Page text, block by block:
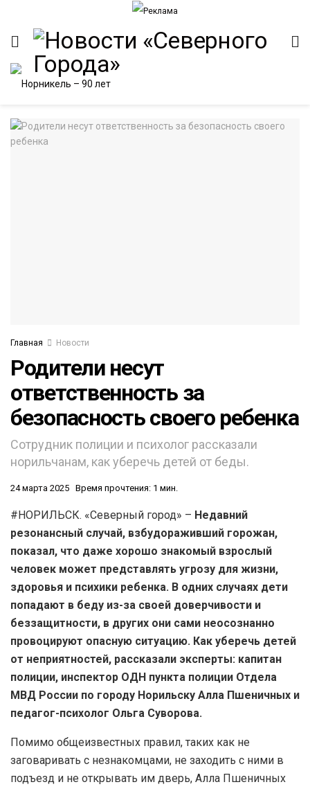
Главная Новости
Родители несут
ответственность за
безопасность своего ребенка
Сотрудник полиции и психолог рассказали
норильчанам, как уберечь детей от беды.
24 марта 2025 Время прочтения: 1 мин.
#НОРИЛЬСК. «Северный город» – Недавний
резонансный случай, взбудораживший горожан,
показал, что даже хорошо знакомый взрослый
человек может представлять угрозу для жизни,
здоровья и психики ребенка. В одних случаях дети
попадают в беду из-за своей доверчивости и
беззащитности, в других они сами неосознанно
провоцируют опасную ситуацию. Как уберечь детей
от неприятностей, рассказали эксперты: капитан
полиции, инспектор ОДН пункта полиции Отдела
МВД России по городу Норильску Алла Пшеничных и
педагог-психолог Ольга Суворова.
Помимо общеизвестных правил, таких как не
заговаривать с незнакомцами, не заходить с ними в
подъезд и не открывать им дверь, Алла Пшеничных